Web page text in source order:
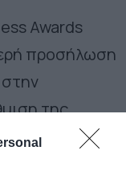
Awards
προσήλωση
της
βιώσιμη